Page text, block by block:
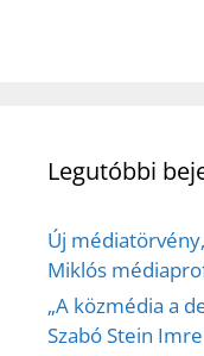
Legutóbbi
Új
Miklós
„A közmédia a
Szabó Stein